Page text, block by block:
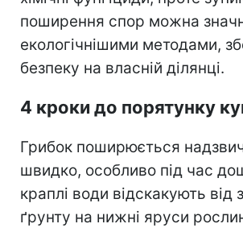
поширення спор можна
екологічнішими методами,
безпеку на власній ділянці.
4 кроки до порятунку
Грибок поширюється
швидко, особливо під час
краплі води відскакують від
ґрунту на нижні яруси